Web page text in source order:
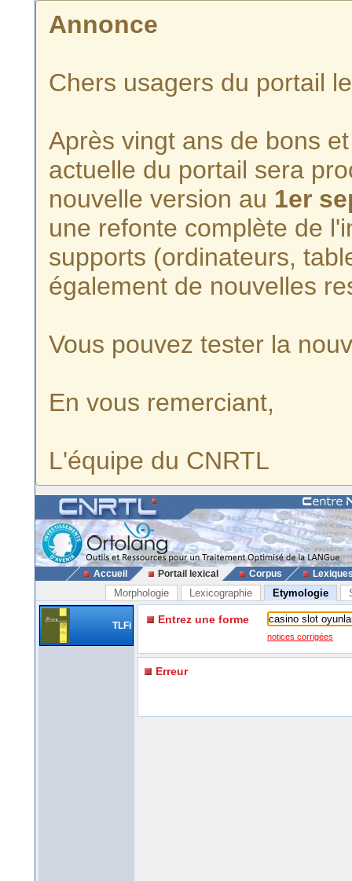
Annonce
Chers usagers du portail
Après vingt ans de bons
actuelle du portail sera
nouvelle version au 1er
une refonte complète de
supports (ordinateurs,
également de nouvelles
Vous pouvez tester la
En vous remerciant,
L'équipe du CNRTL
Accueil Portail lexical Corpus
Morphologie Lexicographie Etymologie
TLFi Entrez une forme
notices corrigées
Erreur